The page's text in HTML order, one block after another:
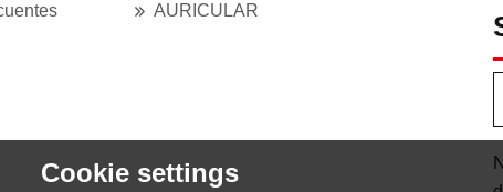
AURICULAR
Cookie settings